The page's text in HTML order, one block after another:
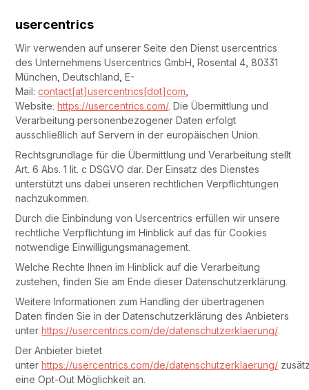
usercentrics
Wir verwenden auf unserer Seite den Dienst usercentrics
des Unternehmens Usercentrics GmbH, Rosental 4, 80331
München, Deutschland, E-
Mail:contact[at]usercentrics[dot]com
Website:https://usercentrics.com/. Die Übermittlung und
Verarbeitung personenbezogener Daten erfolgt
ausschließlich auf Servern in der europäischen Union.
Rechtsgrundlage für die Übermittlung und Verarbeitung stellt
Art. 6 Abs. 1 lit. c DSGVO dar. Der Einsatz des Dienstes
unterstützt uns dabei unseren rechtlichen Verpflichtungen
nachzukommen.
Durch die Einbindung von Usercentrics erfüllen wir unsere
rechtliche Verpflichtung im Hinblick auf das für Cookies
notwendige Einwilligungsmanagement.
Welche Rechte Ihnen im Hinblick auf die Verarbeitung
zustehen, finden Sie am Ende dieser Datenschutzerklärung.
Weitere Informationen zum Handling der übertragenen
Daten finden Sie in der Datenschutzerklärung des Anbieters
unterhttps://usercentrics.com/de/datenschutzerklaerung/.
Der Anbieter bietet
unterhttps://usercentrics.com/de/datenschutzerklaerung/
eine Opt-Out Möglichkeit an.